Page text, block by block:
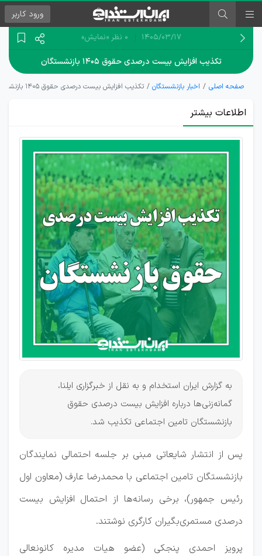
ورود کاربر
۱۴۰۵/۰۳/۱۷ 0 نظر «نمایش»
تکذیب افزایش بیست درصدی حقوق ۱۴۰۵ بازنشستگان
صفحه اصلی اخبار بازنشستگان تکذیب افزایش بیست درصدی حقوق ۱۴۰۵ بازنشستگان
اطلاعات بیشتر
شایعات
افزایش
حقوق
بازنشستگان
تکذیب شد
به گزارش ایران استخدام و به نقل از خبرگزاری ایلنا،
گمانه‌زنی‌ها درباره افزایش بیست درصدی حقوق
بازنشستگان تامین اجتماعی تکذیب شد.
پس از انتشار شایعاتی مبنی بر جلسه احتمالی نمایندگان
بازنشستگان تامین اجتماعی با محمدرضا عارف (معاون اول
رئیس جمهور)، برخی رسانه‌ها از احتمال افزایش بیست
درصدی مستمری‌بگیران کارگری نوشتند.
پرویز احمدی پنجکی (عضو هیات مدیره کانونعالی